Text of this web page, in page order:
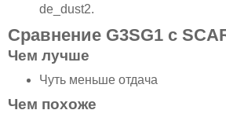
de_dust2.
Сравнение G3SG1 с
Чем лучше
Чуть меньше отдача
Чем похоже